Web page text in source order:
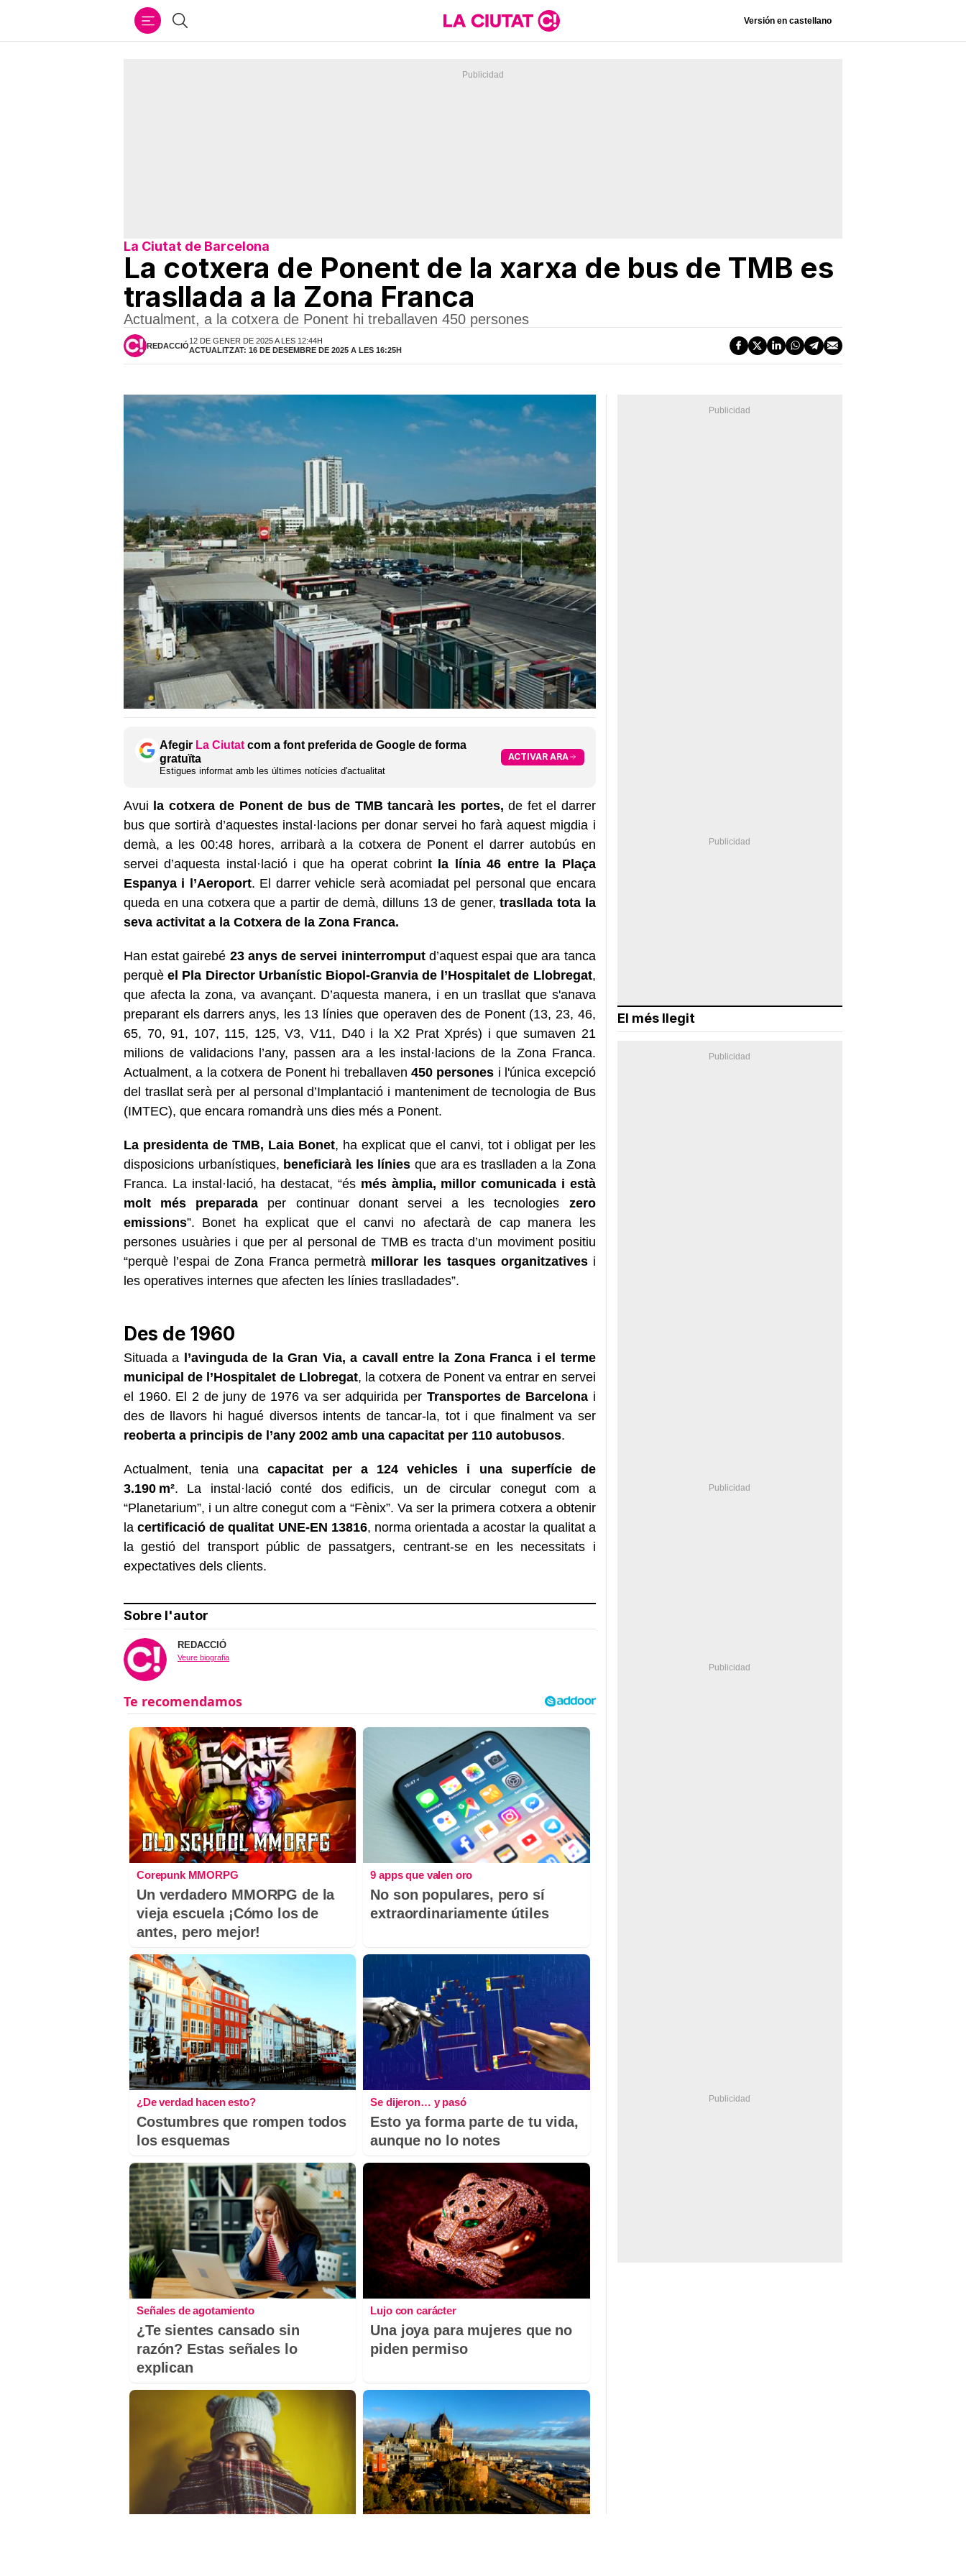
Cercar Versión en castellano
La Ciutat de Barcelona
La cotxera de Ponent de la xarxa de bus de TMB es
trasllada a la Zona Franca
Actualment, a la cotxera de Ponent hi treballaven 450 persones
REDACCIÓ
12 DE GENER DE 2025 A LES 12:44H
ACTUALITZAT: 16 DE DESEMBRE DE 2025 A LES 16:25H
Afegir La Ciutat com a font preferida de Google de forma
gratuïta
Estigues informat amb les últimes notícies d'actualitat
ACTIVAR ARA
Avui la cotxera de Ponent de bus de TMB tancarà les portes, de fet el darrer
bus que sortirà d’aquestes instal·lacions per donar servei ho farà aquest migdia i
demà, a les 00:48 hores, arribarà a la cotxera de Ponent el darrer autobús en
servei d’aquesta instal·lació i que ha operat cobrint la línia 46 entre la Plaça
Espanya i l’Aeroport. El darrer vehicle serà acomiadat pel personal que encara
queda en una cotxera que a partir de demà, dilluns 13 de gener,trasllada tota la
seva activitat a la Cotxera de la Zona Franca.
Han estat gairebé 23 anys de servei ininterromputd’aquest espai que ara tanca
perquèel Pla Director Urbanístic Biopol-Granvia de l’Hospitalet de Llobregat,
que afecta la zona, va avançant. D’aquesta manera, i en un trasllat que s'anava
preparant els darrers anys, les 13 línies que operaven des de Ponent (13, 23, 46,
65, 70, 91, 107, 115, 125, V3, V11, D40 i la X2 Prat Xprés) i que sumaven 21
milions de validacions l’any, passen ara a les instal·lacions de la Zona Franca.
Actualment, a la cotxera de Ponent hi treballaven450 persones i l'única excepció
del trasllat serà per al personal d’Implantació i manteniment de tecnologia de Bus
(IMTEC), que encara romandrà uns dies més a Ponent.
La presidenta de TMB, Laia Bonet, ha explicat que el canvi, tot i obligat per les
disposicions urbanístiques, beneficiarà les líniesque ara es traslladen a la Zona
Franca. La instal·lació, ha destacat, “és més àmplia, millor comunicada i està
molt més preparada per continuar donant servei a les tecnologies zero
emissions”. Bonet ha explicat que el canvi no afectarà de cap manera les
persones usuàries i que per al personal de TMB es tracta d’un moviment positiu
“perquè l’espai de Zona Franca permetrà millorar les tasques organitzativesi
les operatives internes que afecten les línies traslladades”.
Des de 1960
Situada a l’avinguda de la Gran Via, a cavall entre la Zona Franca i el terme
municipal de l’Hospitalet de Llobregat, la cotxera de Ponent va entrar en servei
el 1960. El 2 de juny de 1976 va ser adquirida per Transportes de Barcelona i
des de llavors hi hagué diversos intents de tancar-la, tot i que finalment va ser
reoberta a principis de l’any 2002 amb una capacitat per 110 autobusos.
Actualment, tenia unacapacitat per a 124 vehicles i una superfície de
3.190 m². La instal·lació conté dos edificis, un de circular conegut com a
“Planetarium”, i un altre conegut com a “Fènix”. Va ser la primera cotxera a obtenir
lacertificació de qualitat UNE-EN 13816, norma orientada a acostar la qualitat a
la gestió del transport públic de passatgers, centrant-se en les necessitats i
expectatives dels clients.
Sobre l'autor
REDACCIÓ
Veure biografia
Corepunk MMORPG
Un verdadero MMORPG de la
vieja escuela ¡Cómo los de
antes, pero mejor!
9 apps que valen oro
No son populares, pero sí
extraordinariamente útiles
¿De verdad hacen esto?
Costumbres que rompen todos
los esquemas
Se dijeron… y pasó
Esto ya forma parte de tu vida,
aunque no lo notes
Señales de agotamiento
¿Te sientes cansado sin
razón? Estas señales lo
explican
Lujo con carácter
Una joya para mujeres que no
piden permiso
El més llegit